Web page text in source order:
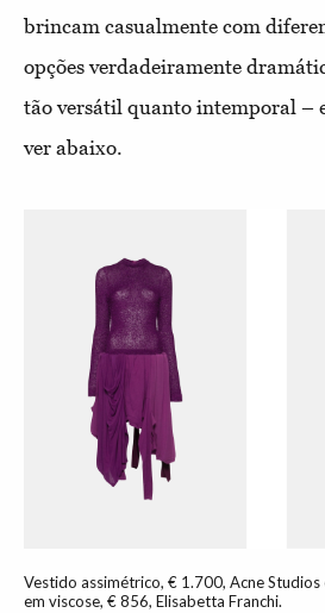
brincam casualmente com
opções verdadeiramente
tão versátil quanto intemporal –
ver abaixo.
Vestido assimétrico, € 1.700, Acne
em viscose, € 856, Elisabetta Franchi.